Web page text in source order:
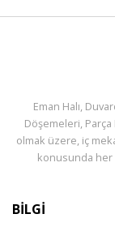
Eman Halı,
Döşemeleri, Parça
olmak üzere, iç
konusunda her
BİLGİ